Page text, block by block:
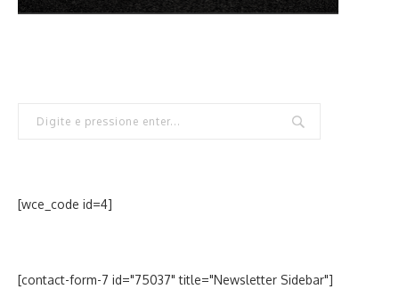
[wce_code id=4]
[contact-form-7 id="75037" title="Newsletter Sidebar"]